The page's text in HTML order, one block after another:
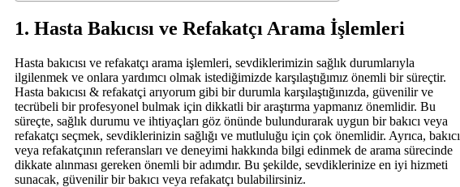
1. Hasta Bakıcısı ve Refakatçı Arama İşlemleri
Hasta bakıcısı ve refakatçı arama işlemleri, sevdiklerimizin sağlık durumlarıyla
ilgilenmek ve onlara yardımcı olmak istediğimizde karşılaştığımız önemli bir süreçtir.
Hasta bakıcısı & refakatçi arıyorum gibi bir durumla karşılaştığınızda, güvenilir ve
tecrübeli bir profesyonel bulmak için dikkatli bir araştırma yapmanız önemlidir. Bu
süreçte, sağlık durumu ve ihtiyaçları göz önünde bulundurarak uygun bir bakıcı veya
refakatçı seçmek, sevdiklerinizin sağlığı ve mutluluğu için çok önemlidir. Ayrıca, bakıcı
veya refakatçının referansları ve deneyimi hakkında bilgi edinmek de arama sürecinde
dikkate alınması gereken önemli bir adımdır. Bu şekilde, sevdiklerinize en iyi hizmeti
sunacak, güvenilir bir bakıcı veya refakatçı bulabilirsiniz.